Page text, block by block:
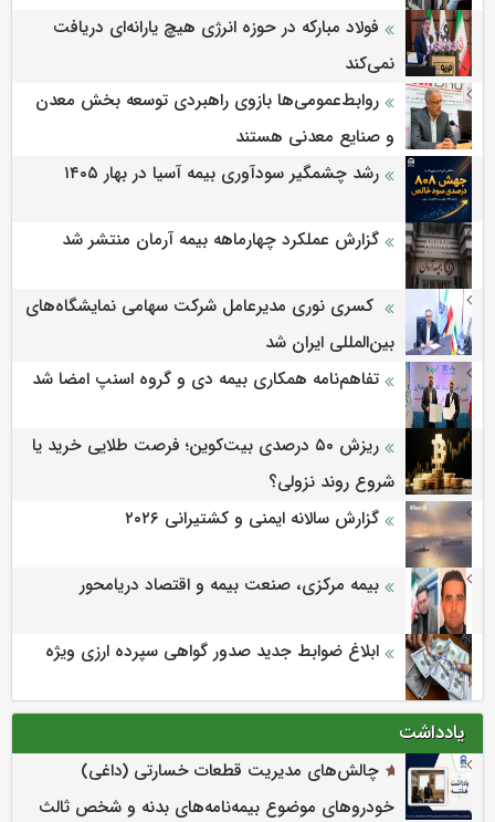
فولاد مبارکه در حوزه انرژی هیچ یارانه‌ای دریافت
نمی‌کند
روابط‌‌عمومی‌ها بازوی راهبردی توسعه بخش معدن
و صنایع معدنی هستند
رشد چشمگیر سودآوری بیمه آسیا در بهار ۱۴۰۵
گزارش عملکرد چهارماهه بیمه آرمان منتشر شد
کسری نوری مدیرعامل شرکت سهامی نمایشگاه‌های
بین‌المللی ایران شد
تفاهم‌نامه همکاری بیمه دی و گروه اسنپ امضا شد
ریزش ۵۰ درصدی بیت‌کوین؛ فرصت طلایی خرید یا
شروع روند نزولی؟
گزارش سالانه ایمنی و كشتیرانی ۲۰۲۶
بیمه مرکزی، صنعت بیمه و اقتصاد دریامحور
ابلاغ ضوابط جدید صدور گواهی سپرده ارزی ویژه
یادداشت
چالش‌های مدیریت قطعات خسارتی (داغی)
خودروهای موضوع بیمه‌نامه‌های بدنه و شخص ثالث